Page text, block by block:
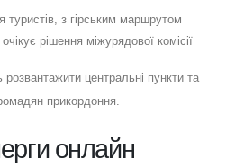
з гірським маршрутом
рішення міжурядової комісії
центральні пункти та
прикордоння.
онлайн